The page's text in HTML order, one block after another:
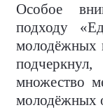
Особое
подходу
молодёжных
множество
молодёжных